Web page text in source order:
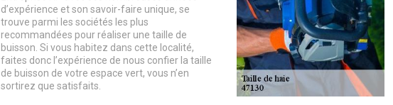
d’expérience et son savoir-faire unique, se
trouve parmi les sociétés les plus
recommandées pour réaliser une taille de
buisson. Si vous habitez dans cette localité,
faites donc l’expérience de nous confier la taille
de buisson de votre espace vert, vous n’en
sortirez que satisfaits.